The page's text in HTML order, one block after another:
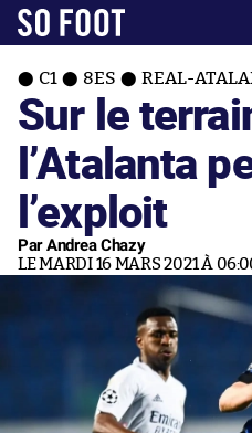
C1 8ES REAL-
Sur le
l’Atalanta
l’exploit
Par Andrea Chazy
LE MARDI 16 MARS 2021 À